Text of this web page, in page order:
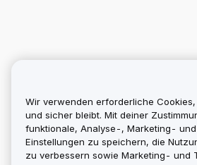
Wir verwenden erforderliche
und sicher bleibt. Mit deiner
funktionale, Analyse-, Marketing-
Einstellungen zu speichern, die
zu verbessern sowie Marketing- und